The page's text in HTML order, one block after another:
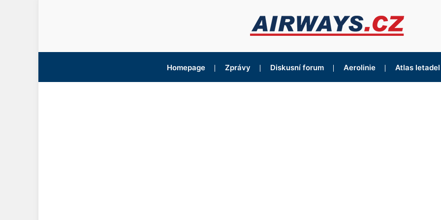
Homepage Zprávy Diskusní forum Aerolinie Atlas letadel